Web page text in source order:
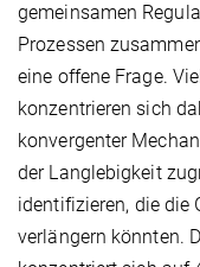
gemeinsamen
Prozessen
eine offene Frage.
konzentrieren sich
konvergenter
der Langlebigkeit
identifizieren, die die
verlängern könnten.